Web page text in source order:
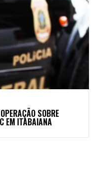
SOBRE
EM ITABAIANA